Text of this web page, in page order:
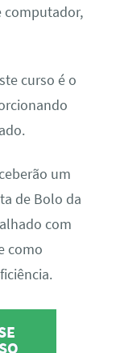
computador,
curso é o
um
de Bolo da
com
como